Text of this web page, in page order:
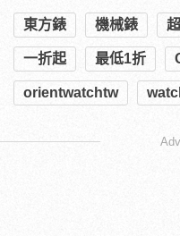
東方錶 機械錶
一折起 最低1折
orientwatchtw